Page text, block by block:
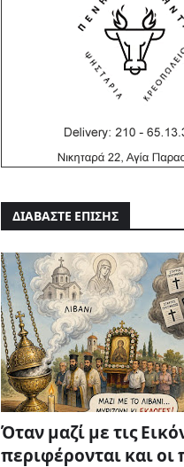
ΔΙΑΒΑΣΤΕ ΕΠΙΣΗΣ
Όταν μαζί με τις
περιφέρονται και οι